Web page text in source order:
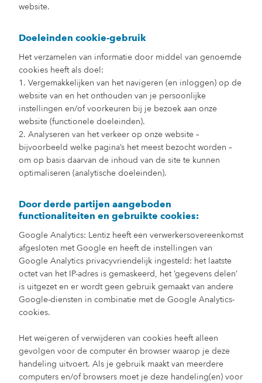
website.
Doeleinden cookie-gebruik
Het verzamelen van informatie door middel van genoemde
cookies heeft als doel:
1. Vergemakkelijken van het navigeren (en inloggen) op de
website van en het onthouden van je persoonlijke
instellingen en/of voorkeuren bij je bezoek aan onze
website (functionele doeleinden).
2. Analyseren van het verkeer op onze website –
bijvoorbeeld welke pagina’s het meest bezocht worden –
om op basis daarvan de inhoud van de site te kunnen
optimaliseren (analytische doeleinden).
Door derde partijen aangeboden
functionaliteiten en gebruikte cookies:
Google Analytics: Lentiz heeft een verwerkersovereenkomst
afgesloten met Google en heeft de instellingen van
Google Analytics privacyvriendelijk ingesteld: het laatste
octet van het IP-adres is gemaskeerd, het ‘gegevens delen’
is uitgezet en er wordt geen gebruik gemaakt van andere
Google-diensten in combinatie met de Google Analytics-
cookies.
Het weigeren of verwijderen van cookies heeft alleen
gevolgen voor de computer én browser waarop je deze
handeling uitvoert. Als je gebruik maakt van meerdere
computers en/of browsers moet je deze handeling(en) voor